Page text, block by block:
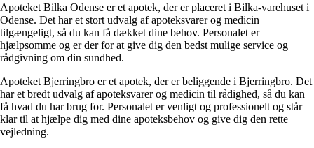
Apoteket Bilka Odense er et apotek, der er placeret i Bilka-varehuset i
Odense. Det har et stort udvalg af apoteksvarer og medicin
tilgængeligt, så du kan få dækket dine behov. Personalet er
hjælpsomme og er der for at give dig den bedst mulige service og
rådgivning om din sundhed.
Apoteket Bjerringbro er et apotek, der er beliggende i Bjerringbro. Det
har et bredt udvalg af apoteksvarer og medicin til rådighed, så du kan
få hvad du har brug for. Personalet er venligt og professionelt og står
klar til at hjælpe dig med dine apoteksbehov og give dig den rette
vejledning.